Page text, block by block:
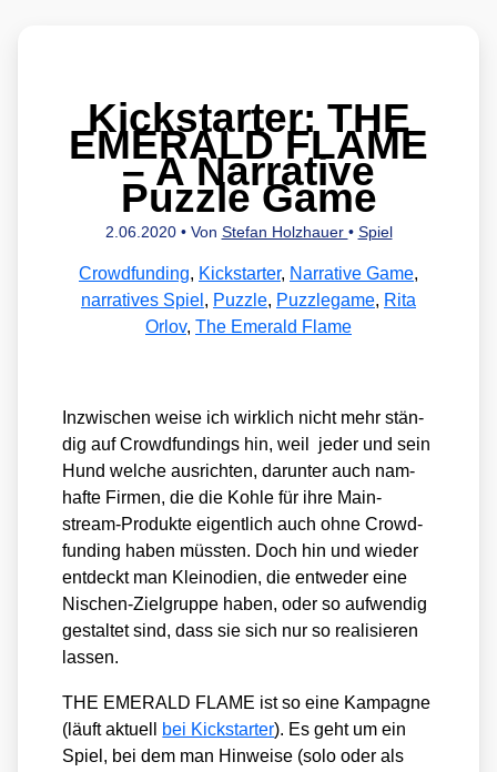
Kickstarter: THE
EMERALD FLAME
– A Narrative
Puzzle Game
2.06.2020 • Von Stefan Holzhauer • Spiel
Crowdfunding, Kickstarter, Narrative Game,
narratives Spiel , Puzzle, Puzzlegame, Rita
Orlov, The Emerald Flame
Inzwi­schen wei­se ich wirk­lich nicht mehr stän­
dig auf Crowd­fun­dings hin, weil jeder und sein
Hund wel­che aus­rich­ten, dar­un­ter auch nam­
haf­te Fir­men, die die Koh­le für ihre Main­
stream-Pro­duk­te eigent­lich auch ohne Crowd­
fun­ding haben müss­ten. Doch hin und wie­der
ent­deckt man Klein­odi­en, die ent­we­der eine
Nischen-Ziel­grup­pe haben, oder so auf­wen­dig
gestal­tet sind, dass sie sich nur so rea­li­sie­ren
las­sen.
THE EMERALD FLAME ist so eine Kam­pa­gne
(läuft aktu­ell bei Kick­star­ter). Es geht um ein
Spiel, bei dem man Hin­wei­se (solo oder als